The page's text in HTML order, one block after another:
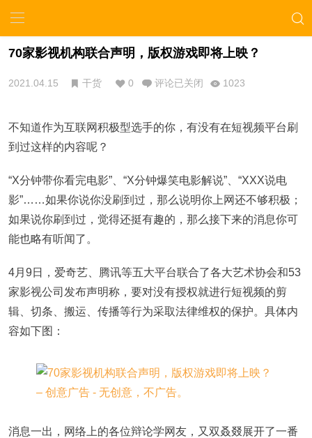
70家影视机构联合声明，版权游戏即将上映？
2021.04.15 干货 0 评论已关闭 1023
不知道作为互联网积极型选手的你，有没有在短视频平台刷
到过这样的内容呢？
“X分钟带你看完电影”、“X分钟爆笑电影解说”、“XXX说电
影”……如果你说你没刷到过，那么说明你上网还不够积极；
如果说你刷到过，觉得还挺有趣的，那么接下来的消息你可
能也略有听闻了。
4月9日，爱奇艺、腾讯等五大平台联合了各大艺术协会和53
家影视公司发布声明称，要对没有授权就进行短视频的剪
辑、切条、搬运、传播等行为采取法律维权的保护。具体内
容如下图：
消息一出，网络上的各位辩论学网友，又双叒叕展开了一番